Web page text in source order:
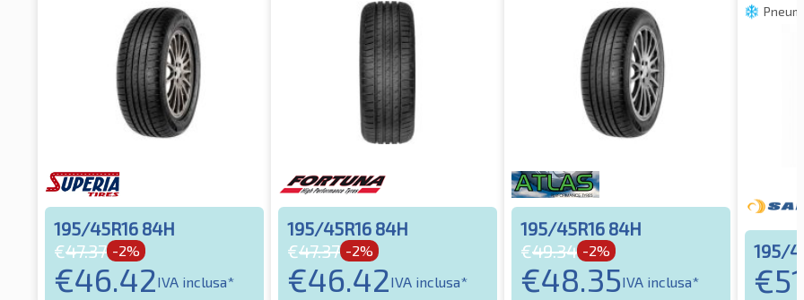
195/45R16 84H
€47.37 -2%
€46.42IVA inclusa*
195/45R16 84H
€47.37 -2%
€46.42IVA inclusa*
195/45R16 84H
€49.34 -2%
€48.35IVA inclusa*
195/
€